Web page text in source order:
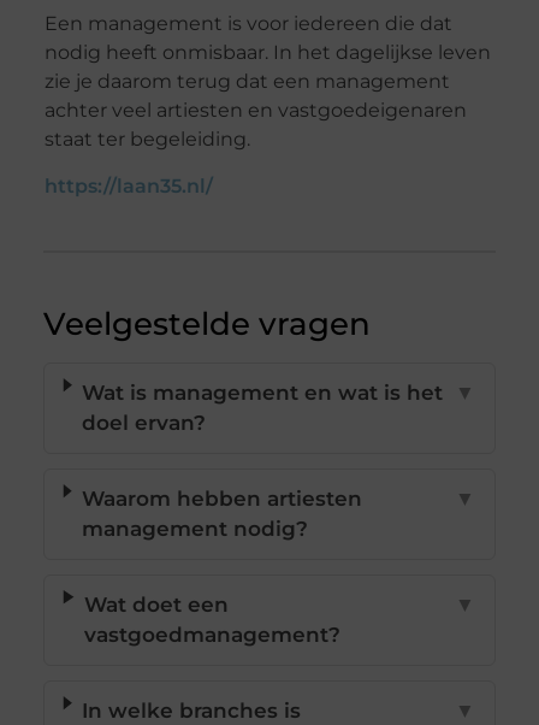
Een management is voor iedereen die dat
nodig heeft onmisbaar. In het dagelijkse leven
zie je daarom terug dat een management
achter veel artiesten en vastgoedeigenaren
staat ter begeleiding.
https://laan35.nl/
Veelgestelde vragen
Wat is management en wat is het
doel ervan?
▼
Waarom hebben artiesten
management nodig?
▼
Wat doet een
vastgoedmanagement?
▼
In welke branches is
▼